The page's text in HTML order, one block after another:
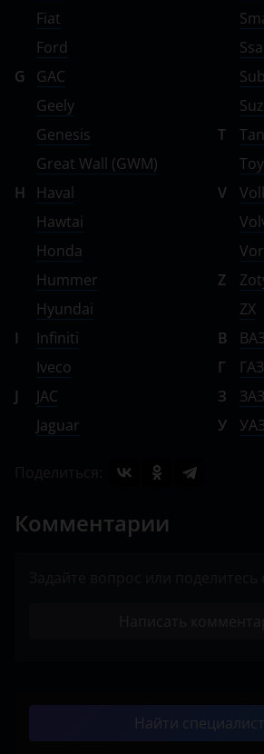
Fiat
Ford
G
GAC
Geely
Genesis
Great Wall (GWM)
H
Haval
Hawtai
Honda
Hummer
Hyundai
I
Infiniti
Iveco
J
JAC
Jaguar
T
V
Z
ZX
В
Г
ГАЗ
З
ЗАЗ
У
УАЗ
Комментарии
Найти